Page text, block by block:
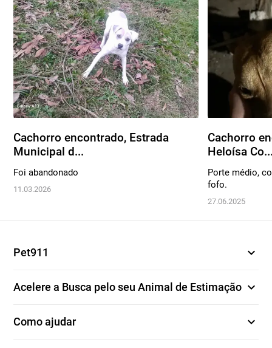
Cachorro encontrado, Estrada
Municipal d...
Foi abandonado
11.03.2026
Cachorro
Heloísa
Porte médio,
fofo.
27.06.2025
Pet911 expand_more
Acelere a Busca pelo seu Animal de Estimação expand_more
Como ajudar expand_more